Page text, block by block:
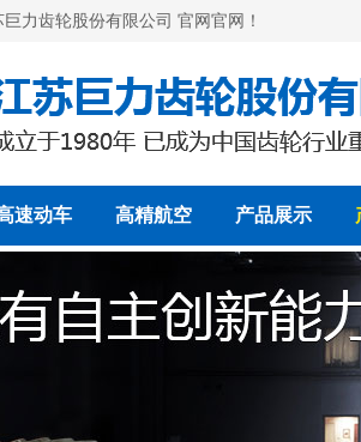
力齿轮股份有限公司 官网官网！
速动车 高精航空 产品展示